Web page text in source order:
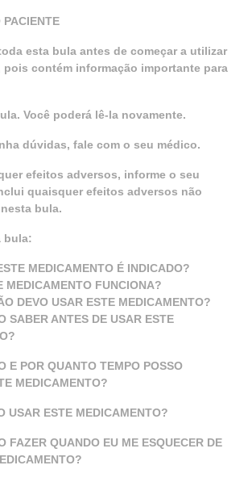
PACIENTE
esta bula antes de começar a utilizar
pois contém informação importante para
Você poderá lê-la novamente.
dúvidas, fale com o seu médico.
efeitos adversos, informe o seu
quaisquer efeitos adversos não
bula.
bula:
MEDICAMENTO É INDICADO?
MEDICAMENTO FUNCIONA?
DEVO USAR ESTE MEDICAMENTO?
SABER ANTES DE USAR ESTE
E POR QUANTO TEMPO POSSO
MEDICAMENTO?
USAR ESTE MEDICAMENTO?
FAZER QUANDO EU ME ESQUECER DE